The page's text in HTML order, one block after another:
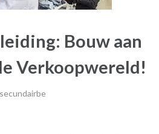
Bouw aan
Verkoopwereld!